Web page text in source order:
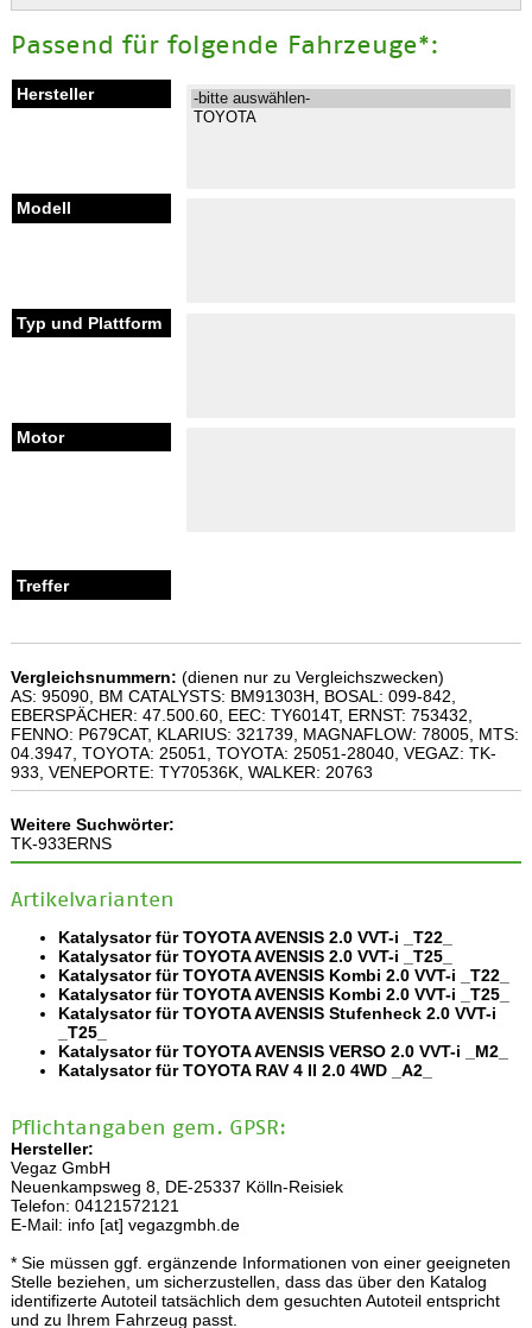
Passend für folgende Fahrzeuge*:
Vergleichsnummern: (dienen nur zu Vergleichszwecken)
AS: 95090, BM CATALYSTS: BM91303H, BOSAL: 099-842,
EBERSPÄCHER: 47.500.60, EEC: TY6014T, ERNST: 753432,
FENNO: P679CAT, KLARIUS: 321739, MAGNAFLOW: 78005, MTS:
04.3947, TOYOTA: 25051, TOYOTA: 25051-28040, VEGAZ: TK-
933, VENEPORTE: TY70536K, WALKER: 20763
Weitere Suchwörter:
TK-933ERNS
Artikelvarianten
Katalysator für TOYOTA AVENSIS 2.0 VVT-i _T22_
Katalysator für TOYOTA AVENSIS 2.0 VVT-i _T25_
Katalysator für TOYOTA AVENSIS Kombi 2.0 VVT-i _T22_
Katalysator für TOYOTA AVENSIS Kombi 2.0 VVT-i _T25_
Katalysator für TOYOTA AVENSIS Stufenheck 2.0 VVT-i
_T25_
Katalysator für TOYOTA AVENSIS VERSO 2.0 VVT-i _M2_
Katalysator für TOYOTA RAV 4 II 2.0 4WD _A2_
Pflichtangaben gem. GPSR:
Hersteller:
Vegaz GmbH
Neuenkampsweg 8, DE-25337 Kölln-Reisiek
Telefon: 04121572121
E-Mail: info [at] vegazgmbh.de
* Sie müssen ggf. ergänzende Informationen von einer geeigneten
Stelle beziehen, um sicherzustellen, dass das über den Katalog
identifizerte Autoteil tatsächlich dem gesuchten Autoteil entspricht
und zu Ihrem Fahrzeug passt.